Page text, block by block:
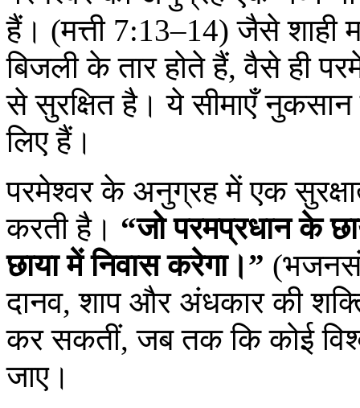
हैं। (मत्ती 7:13–14) जैसे शाही
बिजली के तार होते हैं, वैसे ही
से सुरक्षित है। ये सीमाएँ
लिए हैं।
परमेश्वर के अनुग्रह में एक
करती है। “जो परमप्रधान के
छाया में निवास करेगा।”
दानव, शाप और अंधकार की
कर सकतीं, जब तक कि कोई
जाए।